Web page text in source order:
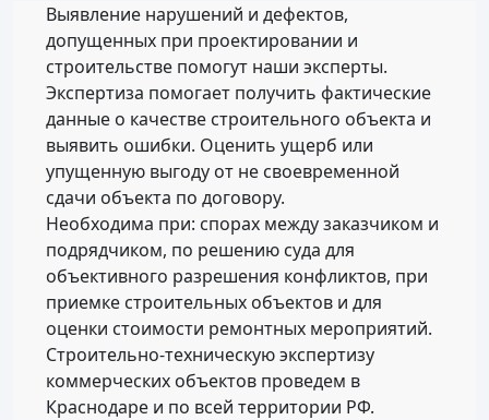
Выявление нарушений и дефектов,
допущенных при проектировании и
строительстве помогут наши эксперты.
Экспертиза помогает получить фактические
данные о качестве строительного объекта и
выявить ошибки. Оценить ущерб или
упущенную выгоду от не своевременной
сдачи объекта по договору.
Необходима при: спорах между заказчиком и
подрядчиком, по решению суда для
объективного разрешения конфликтов, при
приемке строительных объектов и для
оценки стоимости ремонтных мероприятий.
Строительно-техническую экспертизу
коммерческих объектов проведем в
Краснодаре и по всей территории РФ.